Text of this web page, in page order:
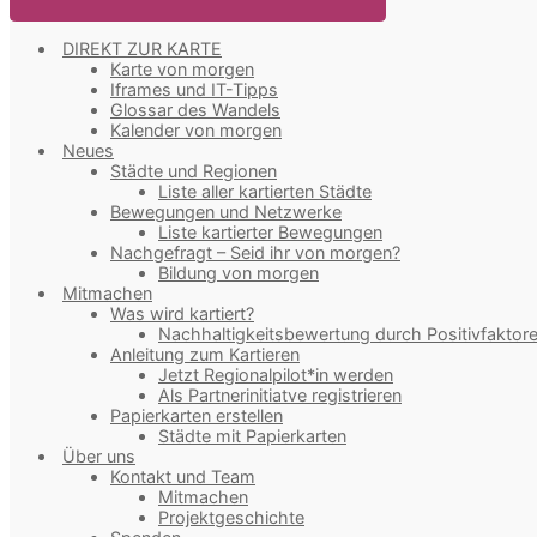
DIREKT ZUR KARTE
Karte von morgen
Iframes und IT-Tipps
Glossar des Wandels
Kalender von morgen
Neues
Städte und Regionen
Liste aller kartierten Städte
Bewegungen und Netzwerke
Liste kartierter Bewegungen
Nachgefragt – Seid ihr von morgen?
Bildung von morgen
Mitmachen
Was wird kartiert?
Nachhaltigkeitsbewertung durch
Anleitung zum Kartieren
Jetzt Regionalpilot*in werden
Als Partnerinitiatve registrieren
Papierkarten erstellen
Städte mit Papierkarten
Über uns
Kontakt und Team
Mitmachen
Projektgeschichte